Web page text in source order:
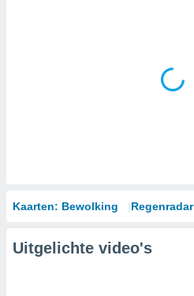
Kaarten: Bewolking Regenradar
Uitgelichte video's